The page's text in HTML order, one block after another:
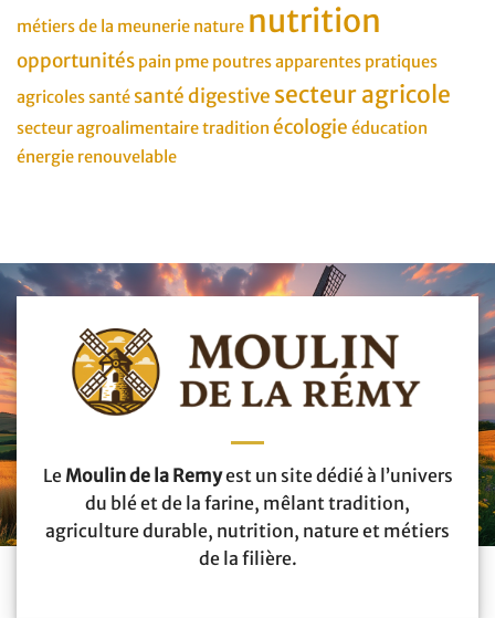
métiers de la meunerie nature nutrition
opportunités pain pme poutres apparentes pratiques
agricolessanté santé digestive secteur agricole
secteur agroalimentairetradition écologie éducation
énergie renouvelable
Le Moulin de la Remyest un site dédié à l’univers
du blé et de la farine, mêlant tradition,
agriculture durable, nutrition, nature et métiers
de la filière.